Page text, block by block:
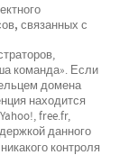
связанных с
команда». Если
домена
находится
free.fr,
данного
контроля